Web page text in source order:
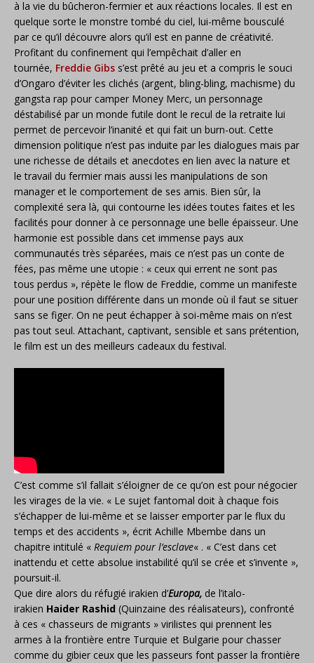
à la vie du bûcheron-fermier et aux réactions locales. Il est en
quelque sorte le monstre tombé du ciel, lui-même bousculé
par ce qu’il découvre alors qu’il est en panne de créativité.
Profitant du confinement qui l’empêchait d’aller en
tournée, Freddie Gibs s’est prêté au jeu et a compris le souci
d’Ongaro d’éviter les clichés (argent, bling-bling, machisme) du
gangsta rap pour camper Money Merc, un personnage
déstabilisé par un monde futile dont le recul de la retraite lui
permet de percevoir l’inanité et qui fait un burn-out. Cette
dimension politique n’est pas induite par les dialogues mais par
une richesse de détails et anecdotes en lien avec la nature et
le travail du fermier mais aussi les manipulations de son
manager et le comportement de ses amis. Bien sûr, la
complexité sera là, qui contourne les idées toutes faites et les
facilités pour donner à ce personnage une belle épaisseur. Une
harmonie est possible dans cet immense pays aux
communautés très séparées, mais ce n’est pas un conte de
fées, pas même une utopie : « ceux qui errent ne sont pas
tous perdus », répète le flow de Freddie, comme un manifeste
pour une position différente dans un monde où il faut se situer
sans se figer. On ne peut échapper à soi-même mais on n’est
pas tout seul. Attachant, captivant, sensible et sans prétention,
le film est un des meilleurs cadeaux du festival.
C’est comme s’il fallait s’éloigner de ce qu’on est pour négocier
les virages de la vie. « Le sujet fantomal doit à chaque fois
s’échapper de lui-même et se laisser emporter par le flux du
temps et des accidents », écrit Achille Mbembe dans un
chapitre intitulé « Requiem pour l’esclave« . « C’est dans cet
inattendu et cette absolue instabilité qu’il se crée et s’invente »,
poursuit-il.
Que dire alors du réfugié irakien d’Europa, de l’italo-
irakien Haider Rashid (Quinzaine des réalisateurs), confronté
à ces « chasseurs de migrants » virilistes qui prennent les
armes à la frontière entre Turquie et Bulgarie pour chasser
comme du gibier ceux que les passeurs font passer la frontière